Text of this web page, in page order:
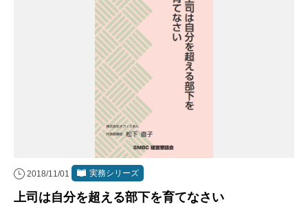
2018/11/01 実務シリーズ
上司は自分を超える部下を育てなさい